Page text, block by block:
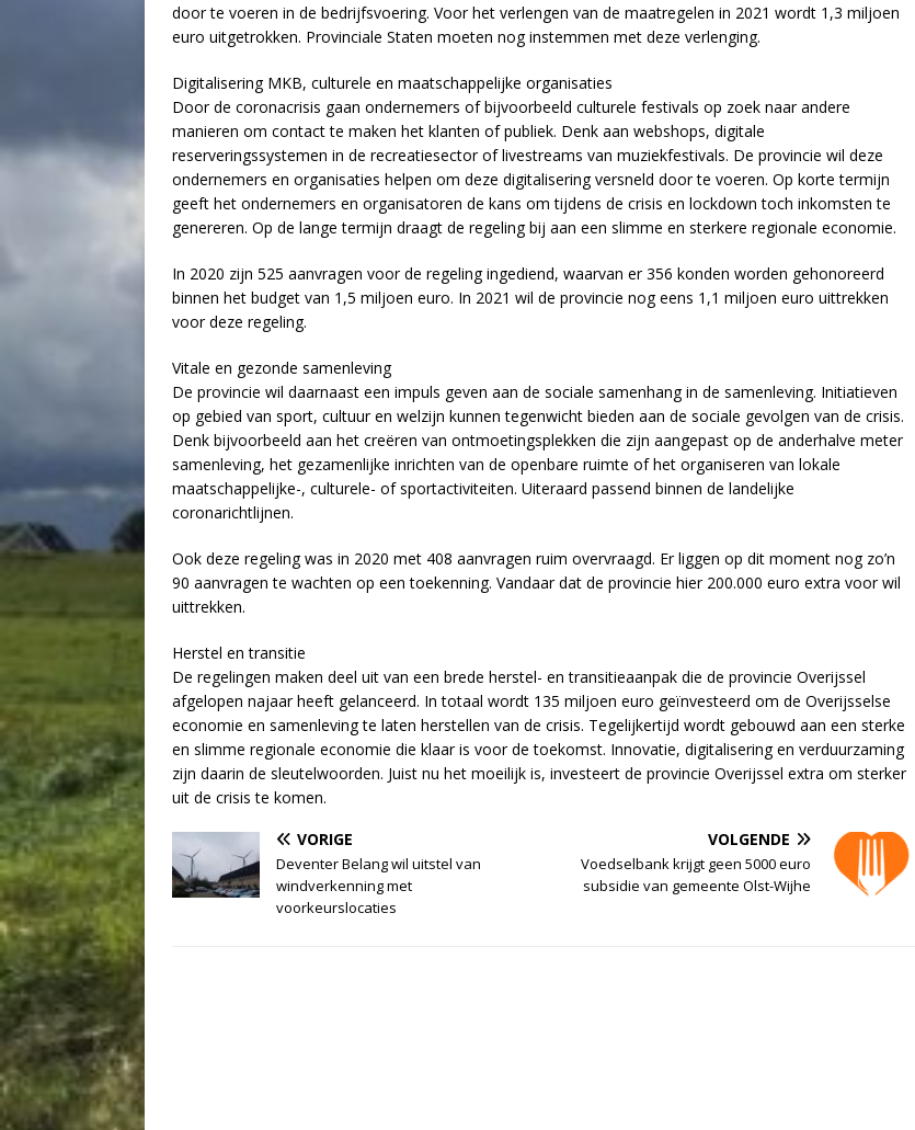
door te voeren in de bedrijfsvoering. Voor het verlengen van de maatregelen in 2021 wordt 1,3 miljoen
euro uitgetrokken. Provinciale Staten moeten nog instemmen met deze verlenging.
Digitalisering MKB, culturele en maatschappelijke organisaties
Door de coronacrisis gaan ondernemers of bijvoorbeeld culturele festivals op zoek naar andere
manieren om contact te maken het klanten of publiek. Denk aan webshops, digitale
reserveringssystemen in de recreatiesector of livestreams van muziekfestivals. De provincie wil deze
ondernemers en organisaties helpen om deze digitalisering versneld door te voeren. Op korte termijn
geeft het ondernemers en organisatoren de kans om tijdens de crisis en lockdown toch inkomsten te
genereren. Op de lange termijn draagt de regeling bij aan een slimme en sterkere regionale economie.
In 2020 zijn 525 aanvragen voor de regeling ingediend, waarvan er 356 konden worden gehonoreerd
binnen het budget van 1,5 miljoen euro. In 2021 wil de provincie nog eens 1,1 miljoen euro uittrekken
voor deze regeling.
Vitale en gezonde samenleving
De provincie wil daarnaast een impuls geven aan de sociale samenhang in de samenleving. Initiatieven
op gebied van sport, cultuur en welzijn kunnen tegenwicht bieden aan de sociale gevolgen van de crisis.
Denk bijvoorbeeld aan het creëren van ontmoetingsplekken die zijn aangepast op de anderhalve meter
samenleving, het gezamenlijke inrichten van de openbare ruimte of het organiseren van lokale
maatschappelijke-, culturele- of sportactiviteiten. Uiteraard passend binnen de landelijke
coronarichtlijnen.
Ook deze regeling was in 2020 met 408 aanvragen ruim overvraagd. Er liggen op dit moment nog zo’n
90 aanvragen te wachten op een toekenning. Vandaar dat de provincie hier 200.000 euro extra voor wil
uittrekken.
Herstel en transitie
De regelingen maken deel uit van een brede herstel- en transitieaanpak die de provincie Overijssel
afgelopen najaar heeft gelanceerd. In totaal wordt 135 miljoen euro geïnvesteerd om de Overijsselse
economie en samenleving te laten herstellen van de crisis. Tegelijkertijd wordt gebouwd aan een sterke
en slimme regionale economie die klaar is voor de toekomst. Innovatie, digitalisering en verduurzaming
zijn daarin de sleutelwoorden. Juist nu het moeilijk is, investeert de provincie Overijssel extra om sterker
uit de crisis te komen.
VORIGE
Deventer Belang wil uitstel van
windverkenning met
voorkeurslocaties
VOLGENDE
Voedselbank krijgt geen 5000 euro
subsidie van gemeente Olst-Wijhe